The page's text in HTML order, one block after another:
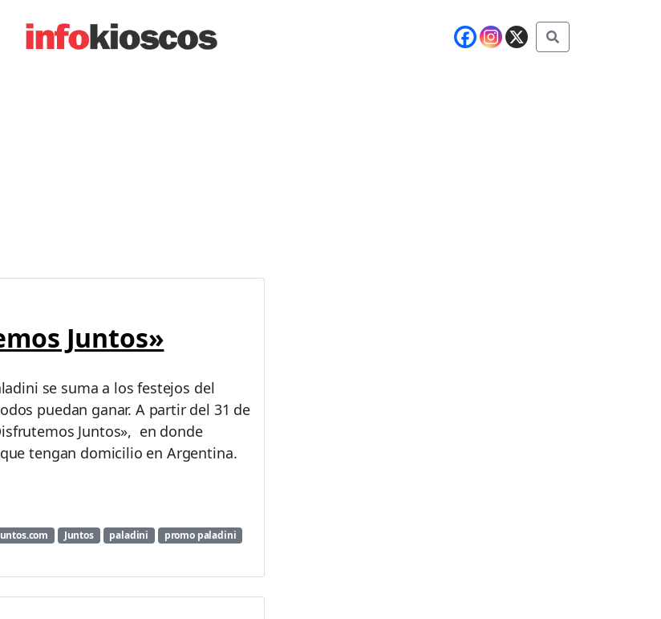
Juntos»
se suma a los festejos del
puedan ganar. A partir del 31 de
Juntos», en donde
tengan domicilio en Argentina.
Juntos paladini
promo paladini